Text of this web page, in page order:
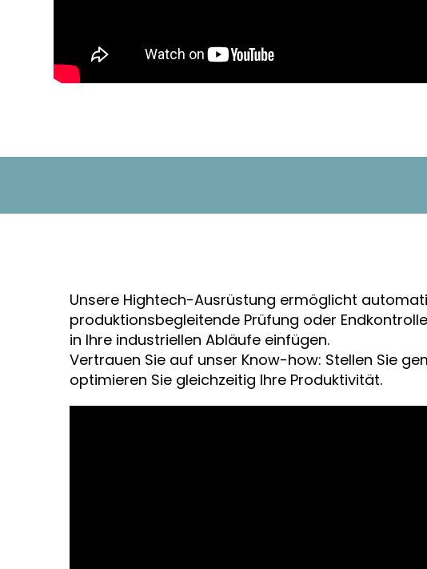
Unsere Hightech-Ausrüstung ermöglicht
produktionsbegleitende Prüfung oder
in Ihre industriellen Abläufe einfügen.
Vertrauen Sie auf unser Know-how: Stellen Sie
optimieren Sie gleichzeitig Ihre Produktivität.